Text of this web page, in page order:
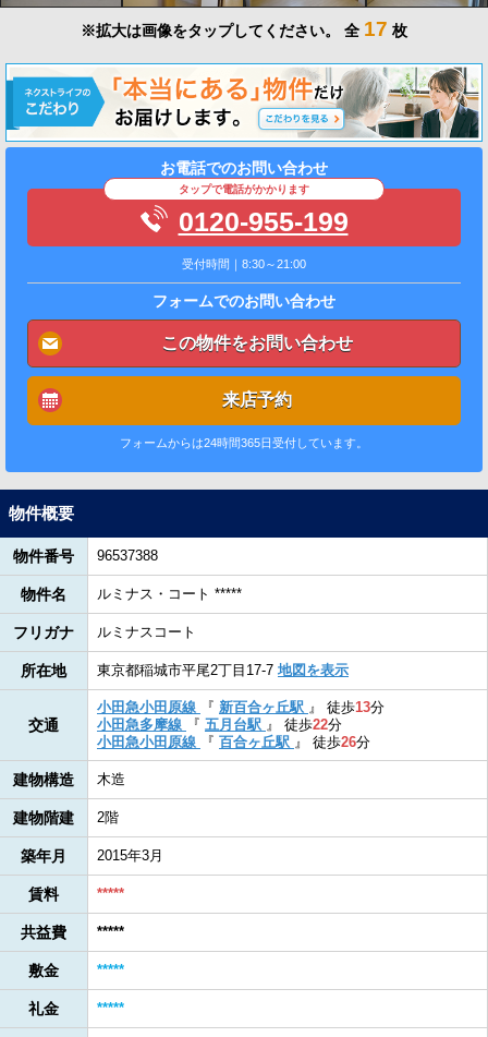
※拡大は画像をタップしてください。 全 17 枚
お電話でのお問い合わせ
タップで電話がかかります
0120-955-199
受付時間｜8:30～21:00
フォームでのお問い合わせ
この物件をお問い合わせ
来店予約
フォームからは24時間365日受付しています。
物件概要
物件番号 96537388
物件名 ルミナス・コート *****
フリガナ ルミナスコート
所在地 東京都稲城市平尾2丁目17-7 地図を表示
交通
小田急小田原線 『 新百合ヶ丘駅 』 徒歩13分
小田急多摩線
『 五月台駅 』 徒歩22分
小田急小田原線
『 百合ヶ丘駅 』 徒歩26分
建物構造 木造
建物階建 2階
築年月 2015年3月
賃料 *****
共益費 *****
敷金 *****
礼金 *****